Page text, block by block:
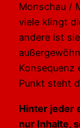
Monschau /
viele klingt
andere ist
Konsequenz
Punkt steht
Hinter jeder
nur Inhalte,